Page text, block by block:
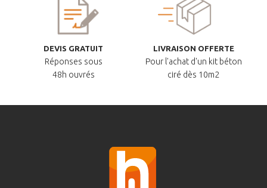
DEVIS GRATUIT
Réponses sous
48h ouvrés
LIVRAISON OFFERTE
Pour l'achat d'un kit béton
ciré dès 10m2